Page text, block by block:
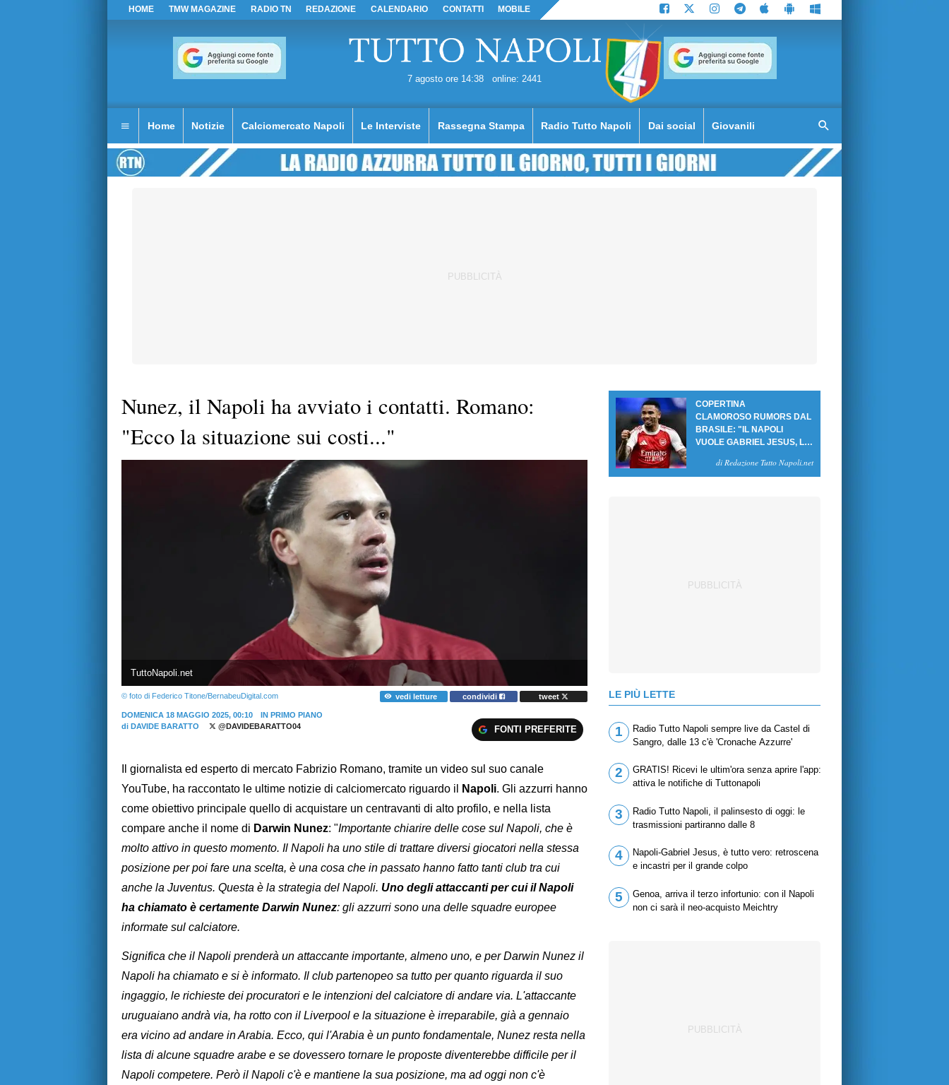
HOME TMW MAGAZINE RADIO TN REDAZIONE CALENDARIO CONTATTI MOBILE
7 agosto ore 14:38 online: 2441
Home Notizie Calciomercato Napoli Le Interviste Rassegna Stampa Radio Tutto Napoli Dai social Giovanili
Nunez, il Napoli ha avviato i contatti. Romano:
"Ecco la situazione sui costi..."
TuttoNapoli.net
© foto di Federico Titone/BernabeuDigital.com vedi letture condividi tweet
DOMENICA 18 MAGGIO 2025, 00:10
IN PRIMO PIANO
di DAVIDE BARATTO @DAVIDEBARATTO04 FONTI PREFERITE
Il giornalista ed esperto di mercato Fabrizio Romano, tramite un video sul suo canale
YouTube, ha raccontato le ultime notizie di calciomercato riguardo il
Napoli. Gli azzurri hanno
come obiettivo principale quello di acquistare un centravanti di alto profilo, e nella lista
compare anche il nome di Darwin Nunez: "Importante chiarire delle cose sul Napoli, che è
molto attivo in questo momento. Il Napoli ha uno stile di trattare diversi giocatori nella stessa
posizione per poi fare una scelta, è una cosa che in passato hanno fatto tanti club tra cui
anche la Juventus. Questa è la strategia del Napoli. Uno degli attaccanti per cui il Napoli
ha chiamato è certamente Darwin Nunez: gli azzurri sono una delle squadre europee
informate sul calciatore.
Significa che il Napoli prenderà un attaccante importante, almeno uno, e per Darwin Nunez il
Napoli ha chiamato e si è informato. Il club partenopeo sa tutto per quanto riguarda il suo
ingaggio, le richieste dei procuratori e le intenzioni del calciatore di andare via. L'attaccante
uruguaiano andrà via, ha rotto con il Liverpool e la situazione è irreparabile, già a gennaio
era vicino ad andare in Arabia. Ecco, qui l'Arabia è un punto fondamentale, Nunez resta nella
lista di alcune squadre arabe e se dovessero tornare le proposte diventerebbe difficile per il
Napoli competere. Però il Napoli c'è e mantiene la sua posizione, ma ad oggi non c'è
COPERTINA
CLAMOROSO RUMORS DAL
BRASILE: "IL NAPOLI
VUOLE GABRIEL JESUS, LE
di Redazione Tutto Napoli.net
LE PIÙ LETTE
1
Radio Tutto Napoli sempre live da Castel di
Sangro, dalle 13 c'è 'Cronache Azzurre'
2
GRATIS! Ricevi le ultim'ora senza aprire l'app:
attiva le notifiche di Tuttonapoli
3
Radio Tutto Napoli, il palinsesto di oggi: le
trasmissioni partiranno dalle 8
4
Napoli-Gabriel Jesus, è tutto vero: retroscena
e incastri per il grande colpo
5
Genoa, arriva il terzo infortunio: con il Napoli
non ci sarà il neo-acquisto Meichtry